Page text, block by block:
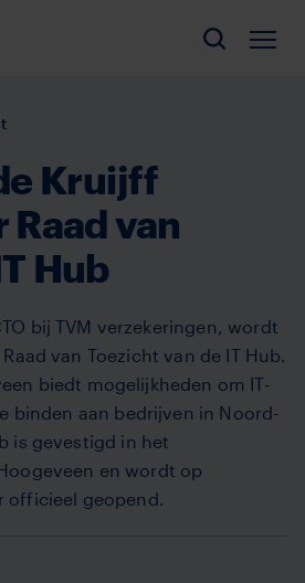
Zoeken
Kruijff
van
Hub
bij TVM verzekeringen, wordt
van Toezicht van de IT Hub.
biedt mogelijkheden om IT-
binden aan bedrijven in Noord-
is gevestigd in het
en wordt op
officieel geopend.